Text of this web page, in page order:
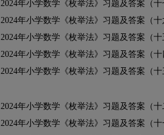
2024年小学数学《枚举法》习题及答案（十
2024年小学数学《枚举法》习题及答案（十
2024年小学数学《枚举法》习题及答案（十
2024年小学数学《枚举法》习题及答案（十
2024年小学数学《枚举法》习题及答案（十
2024年小学数学《枚举法》习题及答案（十
2024年小学数学《枚举法》习题及答案（十